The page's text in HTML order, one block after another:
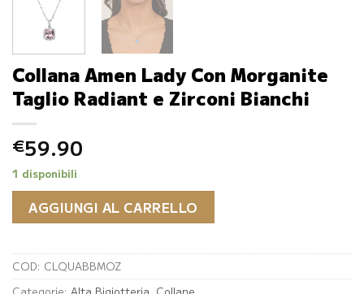
Collana Amen Lady Con Morganite
Taglio Radiant e Zirconi Bianchi
€59.90
1 disponibili
AGGIUNGI AL CARRELLO
COD: CLQUABBMOZ
Categorie: Alta Bigiotteria, Collane